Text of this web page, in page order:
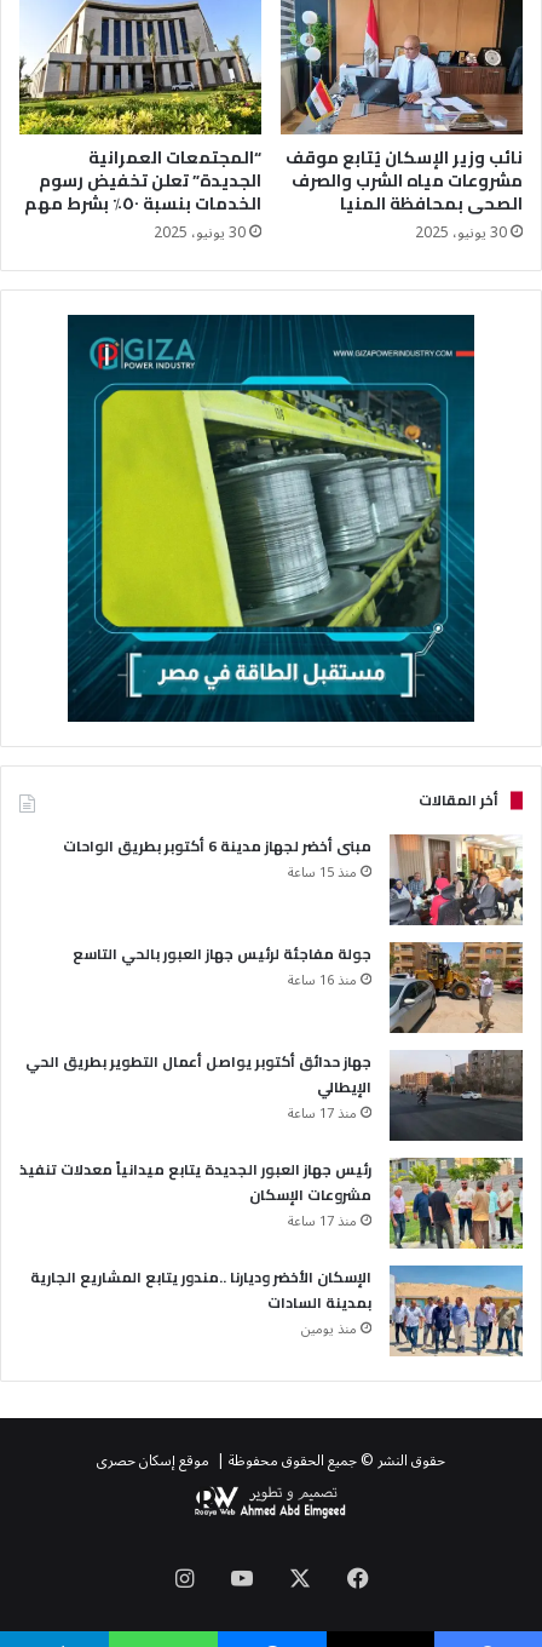
نائب وزير الإسكان يُتابع موقف
مشروعات مياه الشرب والصرف
الصحى بمحافظة المنيا
30 يونيو، 2025
“المجتمعات العمرانية
الجديدة” تعلن تخفيض رسوم
الخدمات بنسبة ٥٠٪؜ بشرط مهم
30 يونيو، 2025
أخر المقالات
مبنى أخضر لجهاز مدينة 6 أكتوبر بطريق الواحات
منذ 15 ساعة
جولة مفاجئة لرئيس جهاز العبور بالحي التاسع
منذ 16 ساعة
جهاز حدائق أكتوبر يواصل أعمال التطوير بطريق الحي
الإيطالي
منذ 17 ساعة
رئيس جهاز العبور الجديدة يتابع ميدانياً معدلات تنفيذ
مشروعات الإسكان
منذ 17 ساعة
الإسكان الأخضر وديارنا ..مندور يتابع المشاريع الجارية
بمدينة السادات
منذ يومين
حقوق النشر © جميع الحقوق محفوظة | موقع إسكان حصرى
فيسبوك ‫YouTube